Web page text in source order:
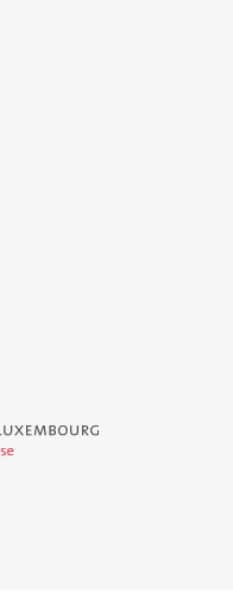
Luxembourg - Service